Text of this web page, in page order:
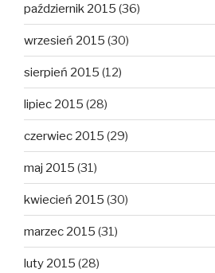
październik 2015 (36)
wrzesień 2015 (30)
sierpień 2015 (12)
lipiec 2015 (28)
czerwiec 2015 (29)
maj 2015 (31)
kwiecień 2015 (30)
marzec 2015 (31)
luty 2015 (28)